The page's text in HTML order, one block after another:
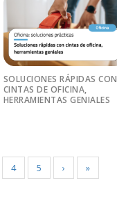
SOLUCIONES RÁPIDAS CON
CINTAS DE OFICINA,
HERRAMIENTAS GENIALES
4 5 › »